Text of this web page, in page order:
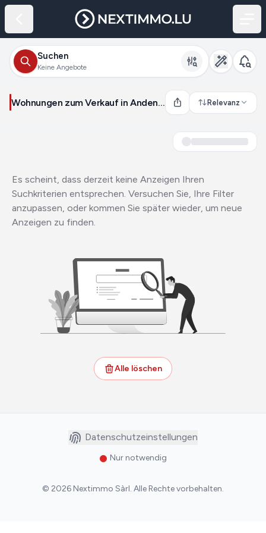
Suchen
Keine Angebote
Wohnungen zum Verkauf in Andenne (Belgien) Relevanz
Es scheint, dass derzeit keine Anzeigen Ihren
Suchkriterien entsprechen. Versuchen Sie, Ihre Filter
anzupassen, oder kommen Sie später wieder, um neue
Anzeigen zu finden.
Alle löschen
Datenschutzeinstellungen
Nur notwendig
© 2026 Nextimmo Sàrl. Alle Rechte vorbehalten.